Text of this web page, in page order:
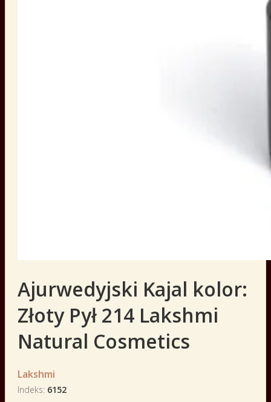
Ajurwedyjski Kajal kolor:
Złoty Pył 214 Lakshmi
Natural Cosmetics
Lakshmi
Indeks 6152